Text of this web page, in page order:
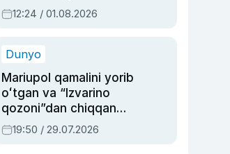
Oripovni siyosiy
ayblovlardan asrab
12:24 / 01.08.2026
Dunyo
Mariupol qamalini yorib
oʻtgan va “Izvarino
qozoni”dan chiqqan
qahramon — Ukraina
armiyasi bosh
19:50 / 29.07.2026